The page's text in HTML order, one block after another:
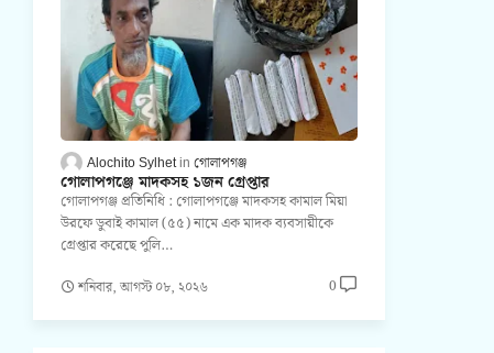
Alochito Sylhet গোলাপগঞ্জ
গোলাপগঞ্জে মাদকসহ ১জন গ্রেপ্তার
গোলাপগঞ্জ প্রতিনিধি : গোলাপগঞ্জে মাদকসহ কামাল মিয়া
উরফে ডুবাই কামাল (৫৫) নামে এক মাদক ব্যবসায়ীকে
গ্রেপ্তার করেছে পুলি…
শনিবার, আগস্ট ০৮, ২০২৬ 0